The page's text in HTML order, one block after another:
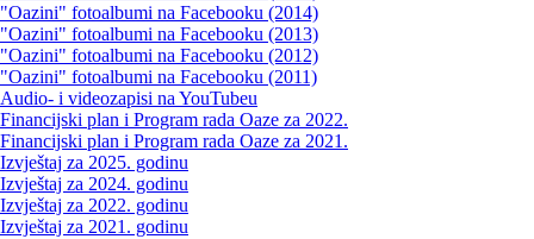
"Oazini" fotoalbumi na Facebooku (2014)
"Oazini" fotoalbumi na Facebooku (2013)
"Oazini" fotoalbumi na Facebooku (2012)
"Oazini" fotoalbumi na Facebooku (2011)
Audio- i videozapisi na YouTubeu
Financijski plan i Program rada Oaze za 2022.
Financijski plan i Program rada Oaze za 2021.
Izvještaj za 2025. godinu
Izvještaj za 2024. godinu
Izvještaj za 2022. godinu
Izvještaj za 2021. godinu